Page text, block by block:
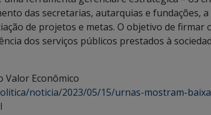
das secretarias, autarquias e fundações,
de projetos e metas. O objetivo de firmar
dos serviços públicos prestados à
Valor Econômico
noticia/2023/05/15/urnas-mostram-